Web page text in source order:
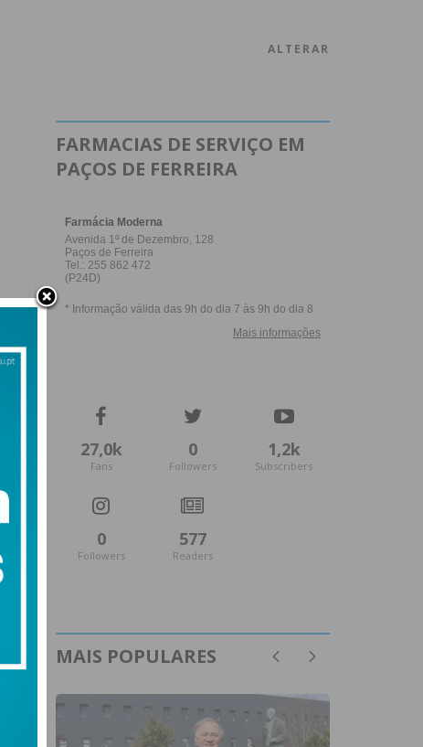
ALTERAR
FARMACIAS DE SERVIÇO EM
PAÇOS DE FERREIRA
27,0k
Fans
0
Followers
1,2k
Subscribers
0
Followers
577
Readers
MAIS POPULARES